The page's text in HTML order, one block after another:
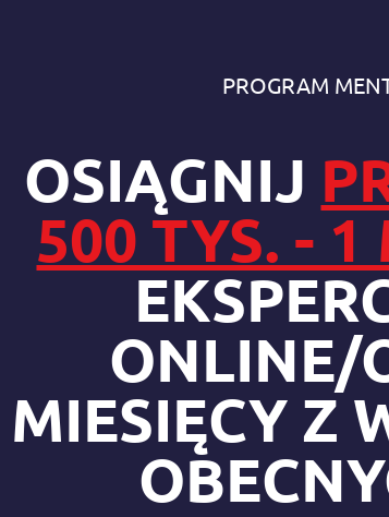
PROGRAM
OSIĄGNIJ
500 TYS. -
ONLINE/
MIESIĘCY Z